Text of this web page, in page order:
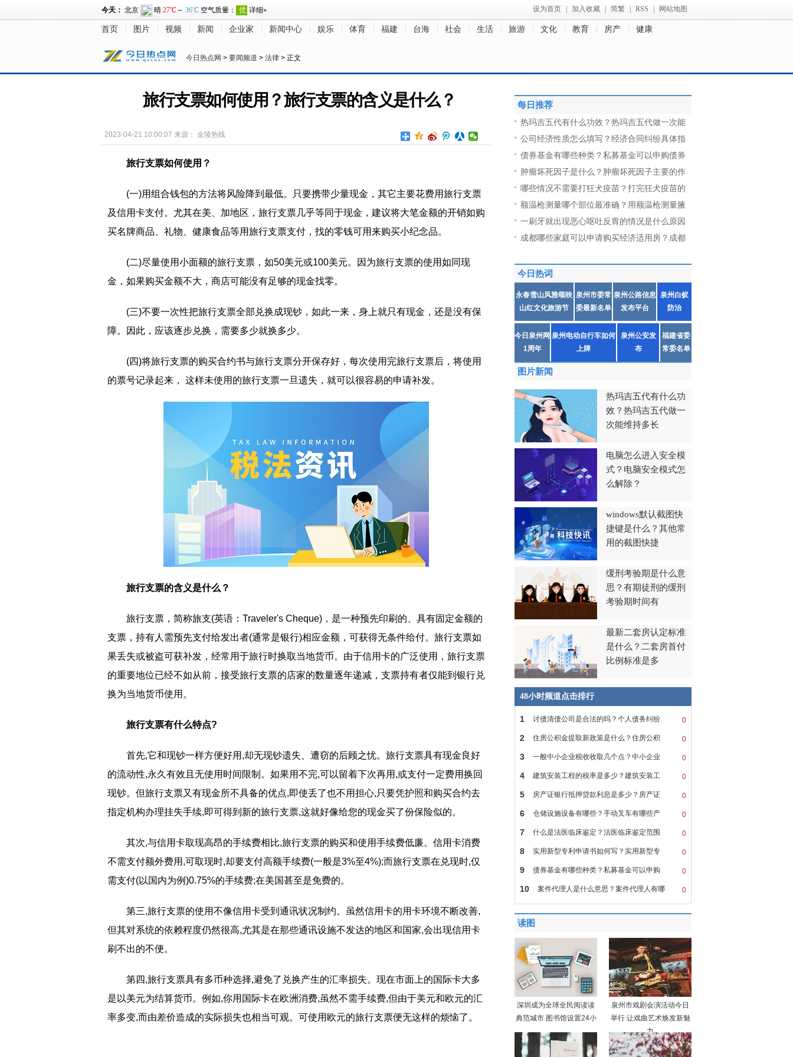
设为首页 加入收藏 简繁 RSS 网站地图
首页 图片 视频 新闻 企业家 新闻中心 娱乐 体育 福建 台海 社会 生活 旅游 文化 教育 房产 健康
今日热点网 > 要闻频道 > 法律 > 正文
旅行支票如何使用？旅行支票的含义是什么？
2023-04-21 10:00:07 来源： 金陵热线
旅行支票如何使用？
(一)用组合钱包的方法将风险降到最低。只要携带少量现金，其它主要花费用旅行支票
及信用卡支付。尤其在美、加地区，旅行支票几乎等同于现金，建议将大笔金额的开销如购
买名牌商品、礼物、健康食品等用旅行支票支付，找的零钱可用来购买小纪念品。
(二)尽量使用小面额的旅行支票，如50美元或100美元。因为旅行支票的使用如同现
金，如果购买金额不大，商店可能没有足够的现金找零。
(三)不要一次性把旅行支票全部兑换成现钞，如此一来，身上就只有现金，还是没有保
障。因此，应该逐步兑换，需要多少就换多少。
(四)将旅行支票的购买合约书与旅行支票分开保存好，每次使用完旅行支票后，将使用
的票号记录起来， 这样未使用的旅行支票一旦遗失，就可以很容易的申请补发。
旅行支票的含义是什么？
旅行支票，简称旅支(英语：Traveler's Cheque)，是一种预先印刷的、具有固定金额的
支票，持有人需预先支付给发出者(通常是银行)相应金额，可获得无条件给付。旅行支票如
果丢失或被盗可获补发，经常用于旅行时换取当地货币。由于信用卡的广泛使用，旅行支票
的重要地位已经不如从前，接受旅行支票的店家的数量逐年递减，支票持有者仅能到银行兑
换为当地货币使用。
旅行支票有什么特点?
首先,它和现钞一样方便好用,却无现钞遗失、遭窃的后顾之忧。旅行支票具有现金良好
的流动性,永久有效且无使用时间限制。如果用不完,可以留着下次再用,或支付一定费用换回
现钞。但旅行支票又有现金所不具备的优点,即使丢了也不用担心,只要凭护照和购买合约去
指定机构办理挂失手续,即可得到新的旅行支票,这就好像给您的现金买了份保险似的。
其次,与信用卡取现高昂的手续费相比,旅行支票的购买和使用手续费低廉。信用卡消费
不需支付额外费用,可取现时,却要支付高额手续费(一般是3%至4%);而旅行支票在兑现时,仅
需支付(以国内为例)0.75%的手续费;在美国甚至是免费的。
第三,旅行支票的使用不像信用卡受到通讯状况制约。虽然信用卡的用卡环境不断改善,
但其对系统的依赖程度仍然很高,尤其是在那些通讯设施不发达的地区和国家,会出现信用卡
刷不出的不便。
第四,旅行支票具有多币种选择,避免了兑换产生的汇率损失。现在市面上的国际卡大多
是以美元为结算货币。例如,你用国际卡在欧洲消费,虽然不需手续费,但由于美元和欧元的汇
率多变,而由差价造成的实际损失也相当可观。可使用欧元的旅行支票便无这样的烦恼了。
每日推荐
热玛吉五代有什么功效？热玛吉五代做一次能
公司经济性质怎么填写？经济合同纠纷具体指
债券基金有哪些种类？私募基金可以申购债券
肿瘤坏死因子是什么？肿瘤坏死因子主要的作
哪些情况不需要打狂犬疫苗？打完狂犬疫苗的
额温枪测量哪个部位最准确？用额温枪测量腋
一刷牙就出现恶心呕吐反胃的情况是什么原因
成都哪些家庭可以申请购买经济适用房？成都
今日热词
永春雪山风雅颂映
山红文化旅游节
泉州市委常
委最新名单
泉州公路信息
发布平台
泉州白蚁
防治
今日泉州网
1周年
泉州电动自行车如何
上牌
泉州公安发
布
福建省委
常委名单
图片新闻
热玛吉五代有什么功
效？热玛吉五代做一
次能维持多长
电脑怎么进入安全模
式？电脑安全模式怎
么解除？
windows默认截图快
捷键是什么？其他常
用的截图快捷
缓刑考验期是什么意
思？有期徒刑的缓刑
考验期时间有
最新二套房认定标准
是什么？二套房首付
比例标准是多
48小时频道点击排行
0
1 讨债清债公司是合法的吗？个人债务纠纷
0
2 住房公积金提取新政策是什么？住房公积
0
3 一般中小企业税收收取几个点？中小企业
0
4 建筑安装工程的税率是多少？建筑安装工
0
5 房产证银行抵押贷款利息是多少？房产证
0
6 仓储设施设备有哪些？手动叉车有哪些产
0
7 什么是法医临床鉴定？法医临床鉴定范围
0
8 实用新型专利申请书如何写？实用新型专
0
9 债券基金有哪些种类？私募基金可以申购
0
10 案件代理人是什么意思？案件代理人有哪
读图
深圳成为全球全民阅读读
典范城市 图书馆设置24小
泉州市戏剧会演活动今日
举行 让戏曲艺术焕发新魅
力